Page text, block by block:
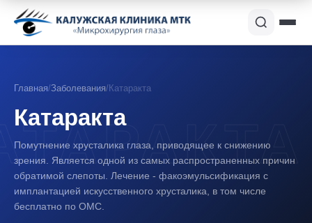
Главная/Заболевания/Катаракта
Катаракта
Помутнение хрусталика глаза, приводящее к снижению
зрения. Является одной из самых распространенных причин
обратимой слепоты. Лечение - факоэмульсификация с
имплантацией искусственного хрусталика, в том числе
бесплатно по ОМС.